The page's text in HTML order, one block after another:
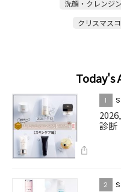
洗顔・クレンジ
クリスマス
Today's
1
診
2